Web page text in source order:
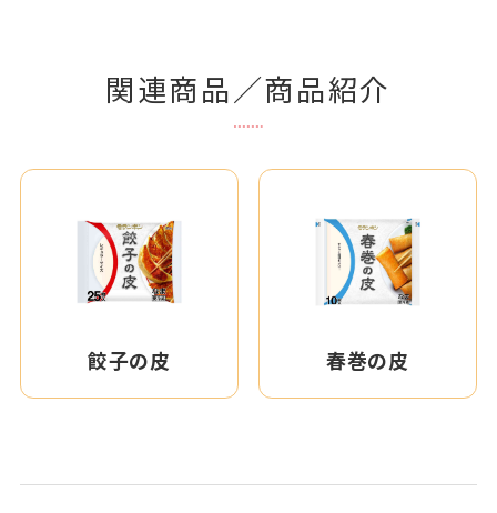
関連商品／商品紹介
餃子の皮 春巻の皮